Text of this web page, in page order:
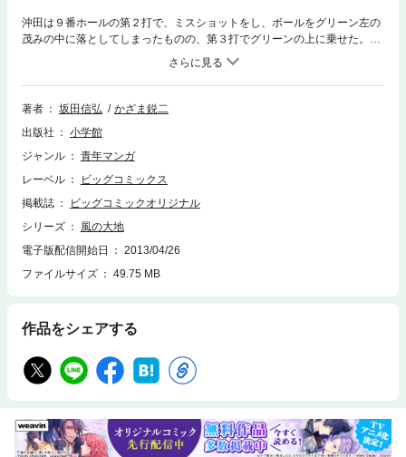
沖田は９番ホールの第２打で、ミスショットをし、ボールをグリーン左の
茂みの中に落としてしまったものの、第３打でグリーンの上に乗せた。ト
ップの成績である河内は、順調にショットを決めていった。
著者 坂田信弘
かざま鋭二
出版社
小学館
ジャンル
青年マンガ
レーベル
ビッグコミックス
掲載誌
ビッグコミックオリジナル
シリーズ
風の大地
電子版配信開始日
2013/04/26
ファイルサイズ
49.75 MB
作品をシェアする